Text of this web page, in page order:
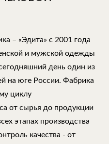
– «Эдита» с 2001 года
и мужской одежды
день один из
на юге России. Фабрика
циклу
от сырья до продукции
этапах производства
качества - от